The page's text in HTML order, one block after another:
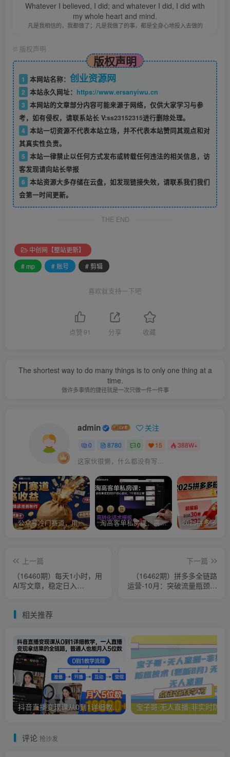
Whatever I believed, I did; and whatever I did, I did with
my whole heart and mind.
凡是我相信的，我都做了；凡是我做了的事，都是全身心地投入去做的
© 版权声明
版权声明
1 本网站名称： 创业资源网
2 本站永久网址： https://www.ersanyiwu.cn
3 本网站的文章部分内容可能来源于网络，仅供大家学习与参
考，如有侵权，请联系站长 V:ss23152315进行删除处理。
4 本站一切资源不代表本站立场，并不代表本站赞同其观点和对
其真实性负责。
5 本站一律禁止以任何方式发布或转载任何违法的相关信息，访
客发现请向站长举报
6 本站资源大多存储在云盘，如发现链接失效，请联系我们我们
会第一时间更新。
THE END
中创网【整站更新】
# mp
# 账号 # 剪辑
喜欢就支持一下吧
点赞 91 分享 收藏
The shortest way to do many things is to only one thing at a
time.
做许多事情的捷径就是一次只做一件一件事
admin 关注
0 8780 0 15 388W+
这家伙很懒，什么都没有写...
公众号冷门赛道，用AI做情感漫画，7天开通流量主，操作简单，小白可玩 淘高客单私房课：高客单成交的3个核心基础，1个实操法宝
上一篇
（16460期）每天1小时，用
AI写文章，稳定日入
下一篇
（16462期）拼多多全链路
运营-10月：突破流量瓶颈，
相关推荐
抖音直播变现课从0到1详细教学，一人直播变现拿结果的全链路，普通人也能月入5位数
评论 抢沙发